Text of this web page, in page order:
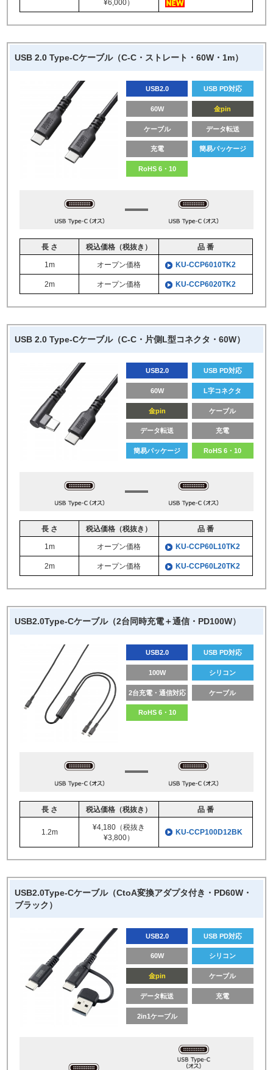
¥6,000）
USB 2.0 Type-Cケーブル（C-C・ストレート・60W・1m）
USB2.0 USB PD対応
60W 金pin
ケーブル データ転送
充電 簡易パッケージ
RoHS 6・10
長 さ 税込価格（税抜き） 品 番
1m オープン価格 KU-CCP6010TK2
2m オープン価格 KU-CCP6020TK2
USB 2.0 Type-Cケーブル（C-C・片側L型コネクタ・60W）
USB2.0 USB PD対応
60W L字コネクタ
金pin ケーブル
データ転送 充電
簡易パッケージ RoHS 6・10
長 さ 税込価格（税抜き） 品 番
1m オープン価格 KU-CCP60L10TK2
2m オープン価格 KU-CCP60L20TK2
USB2.0Type-Cケーブル（2台同時充電＋通信・PD100W）
USB2.0 USB PD対応
100W シリコン
2台充電・通信対応 ケーブル
RoHS 6・10
長 さ 税込価格（税抜き） 品 番
1.2m
¥4,180（税抜き
¥3,800）
KU-CCP100D12BK
USB2.0Type-Cケーブル（CtoA変換アダプタ付き・PD60W・
ブラック）
USB2.0 USB PD対応
60W シリコン
金pin ケーブル
データ転送 充電
2in1ケーブル